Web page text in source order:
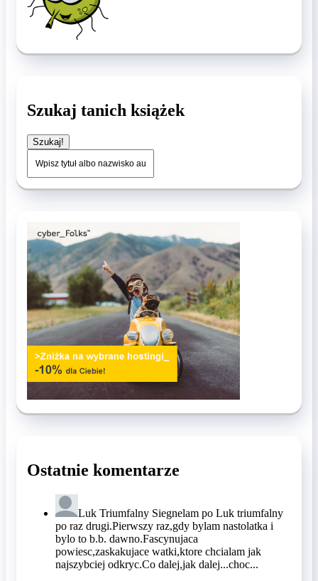
Szukaj tanich książek
Szukaj!
Ostatnie komentarze
Luk Triumfalny Siegnelam po Luk triumfalny
po raz drugi.Pierwszy raz,gdy bylam nastolatka i
bylo to b.b. dawno.Fascynujaca
powiesc,zaskakujace watki,ktore chcialam jak
najszybciej odkryc.Co dalej,jak dalej...choc...